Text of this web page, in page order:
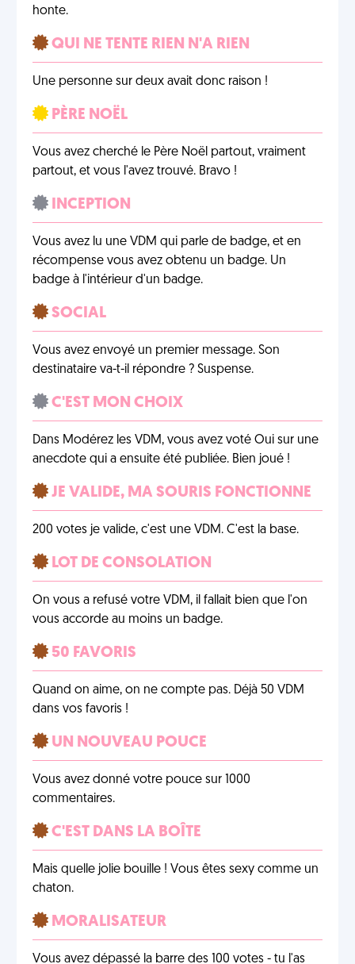
honte.
QUI NE TENTE RIEN N'A RIEN
Une personne sur deux avait donc raison !
PÈRE NOËL
Vous avez cherché le Père Noël partout, vraiment
partout, et vous l'avez trouvé. Bravo !
INCEPTION
Vous avez lu une VDM qui parle de badge, et en
récompense vous avez obtenu un badge. Un
badge à l'intérieur d'un badge.
SOCIAL
Vous avez envoyé un premier message. Son
destinataire va-t-il répondre ? Suspense.
C'EST MON CHOIX
Dans Modérez les VDM, vous avez voté Oui sur une
anecdote qui a ensuite été publiée. Bien joué !
JE VALIDE, MA SOURIS FONCTIONNE
200 votes je valide, c'est une VDM. C'est la base.
LOT DE CONSOLATION
On vous a refusé votre VDM, il fallait bien que l'on
vous accorde au moins un badge.
50 FAVORIS
Quand on aime, on ne compte pas. Déjà 50 VDM
dans vos favoris !
UN NOUVEAU POUCE
Vous avez donné votre pouce sur 1000
commentaires.
C'EST DANS LA BOÎTE
Mais quelle jolie bouille ! Vous êtes sexy comme un
chaton.
MORALISATEUR
Vous avez dépassé la barre des 100 votes - tu l'as